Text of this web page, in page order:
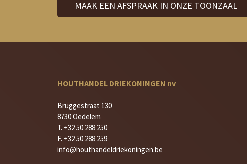
MAAK EEN AFSPRAAK IN ONZE TOONZAAL
HOUTHANDEL DRIEKONINGEN nv
Bruggestraat 130
8730 Oedelem
T. +32 50 288 250
F. +32 50 288 259
info@houthandeldriekoningen.be